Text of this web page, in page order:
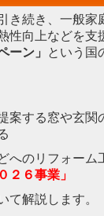
き続き、一般家
性向上などを支
ーン」
という国
案する窓や玄関
へのリフォーム
２６事業」
て解説します。